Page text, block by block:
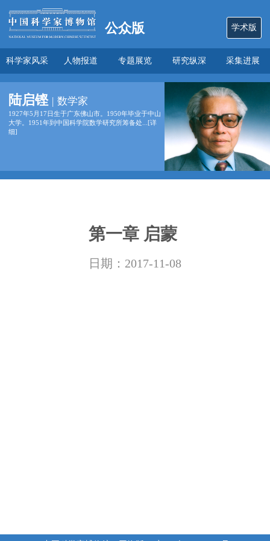
公众版 学术版
科学家风采 人物报道 专题展览 研究纵深 采集进展
陆启铿 | 数学家
1927年5月17日生于广东佛山市。1950年毕业于中山
大学。1951年到中国科学院数学研究所筹备处...[详
细]
第一章 启蒙
日期：2017-11-08